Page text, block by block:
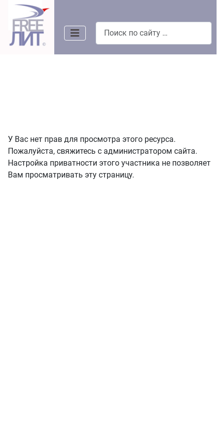
У Вас нет прав для просмотра этого ресурса.
Пожалуйста, свяжитесь с администратором сайта.
Настройка приватности этого участника не позволяет
Вам просматривать эту страницу.